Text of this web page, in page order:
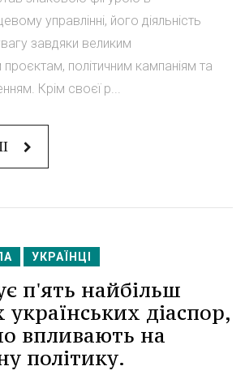
управлінні, його діяльність
завдяки великим
політичним кампаніям та
Крім своєї р...
УКРАЇНЦІ
п'ять найбільш
діаспор,
впливають на
політику.